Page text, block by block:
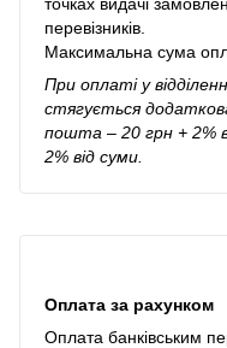
перевізників.
Максимальна сума
При оплаті у
стягується
пошта – 20 грн + 2%
2% від суми.
Оплата за рахунком
Оплата банківським